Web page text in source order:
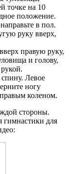
точке на 10
положение.
в пол.
руку вверх,
правую руку,
и голову,
Левое
ногу
коленом.
стороны.
гимнастики для